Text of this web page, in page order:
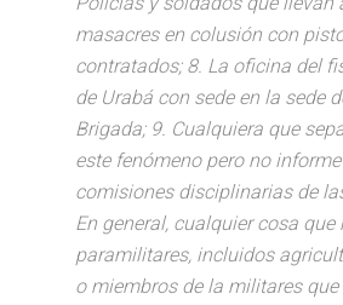
masacres en colusión con
contratados; 8. La oficina del
de Urabá con sede en la sede
Brigada; 9. Cualquiera que
este fenómeno pero no
comisiones disciplinarias de
En general, cualquier cosa que
paramilitares, incluidos
o miembros de la militares